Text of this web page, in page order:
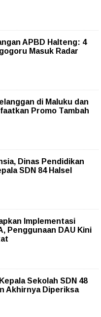
APBD Halteng: 4
Masuk Radar
di Maluku dan
Promo Tambah
Dinas Pendidikan
SDN 84 Halsel
Implementasi
Penggunaan DAU Kini
Sekolah SDN 48
Akhirnya Diperiksa